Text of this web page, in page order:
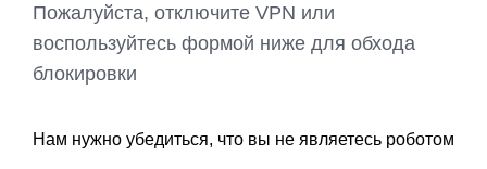
Пожалуйста, отключите VPN или
воспользуйтесь формой ниже для обхода
блокировки
Нам нужно убедиться, что вы не являетесь роботом